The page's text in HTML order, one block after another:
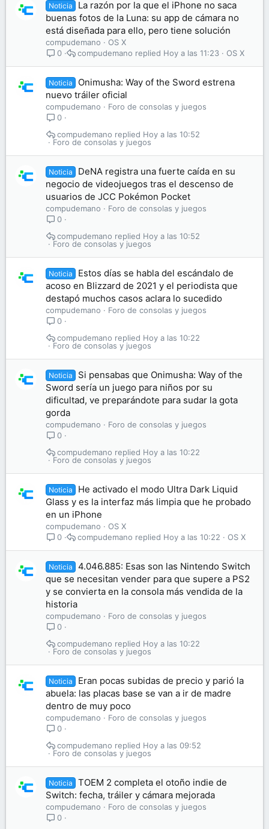
Noticia
La razón por la que el iPhone no saca
buenas fotos de la Luna: su app de cámara no
está diseñada para ello, pero tiene solución
compudemano
OS X
0
OS X
Hoy a las 11:23
compudemano
Noticia
Onimusha: Way of the Sword estrena
nuevo tráiler oficial
compudemano
Foro de consolas y juegos
0
Foro de consolas y juegos
Hoy a las 10:52
compudemano
Noticia
DeNA registra una fuerte caída en su
negocio de videojuegos tras el descenso de
usuarios de JCC Pokémon Pocket
compudemano
Foro de consolas y juegos
0
Foro de consolas y juegos
Hoy a las 10:52
compudemano
Noticia
Estos días se habla del escándalo de
acoso en Blizzard de 2021 y el periodista que
destapó muchos casos aclara lo sucedido
compudemano
Foro de consolas y juegos
0
Foro de consolas y juegos
Hoy a las 10:22
compudemano
Noticia
Si pensabas que Onimusha: Way of the
Sword sería un juego para niños por su
dificultad, ve preparándote para sudar la gota
gorda
compudemano
Foro de consolas y juegos
0
Foro de consolas y juegos
Hoy a las 10:22
compudemano
Noticia
He activado el modo Ultra Dark Liquid
Glass y es la interfaz más limpia que he probado
en un iPhone
compudemano
OS X
0
OS X
Hoy a las 10:22
compudemano
Noticia
4.046.885: Esas son las Nintendo Switch
que se necesitan vender para que supere a PS2
y se convierta en la consola más vendida de la
historia
compudemano
Foro de consolas y juegos
0
Foro de consolas y juegos
Hoy a las 10:22
compudemano
Noticia
Eran pocas subidas de precio y parió la
abuela: las placas base se van a ir de madre
dentro de muy poco
compudemano
Foro de consolas y juegos
0
Foro de consolas y juegos
Hoy a las 09:52
compudemano
Noticia
TOEM 2 completa el otoño indie de
Switch: fecha, tráiler y cámara mejorada
compudemano
Foro de consolas y juegos
0